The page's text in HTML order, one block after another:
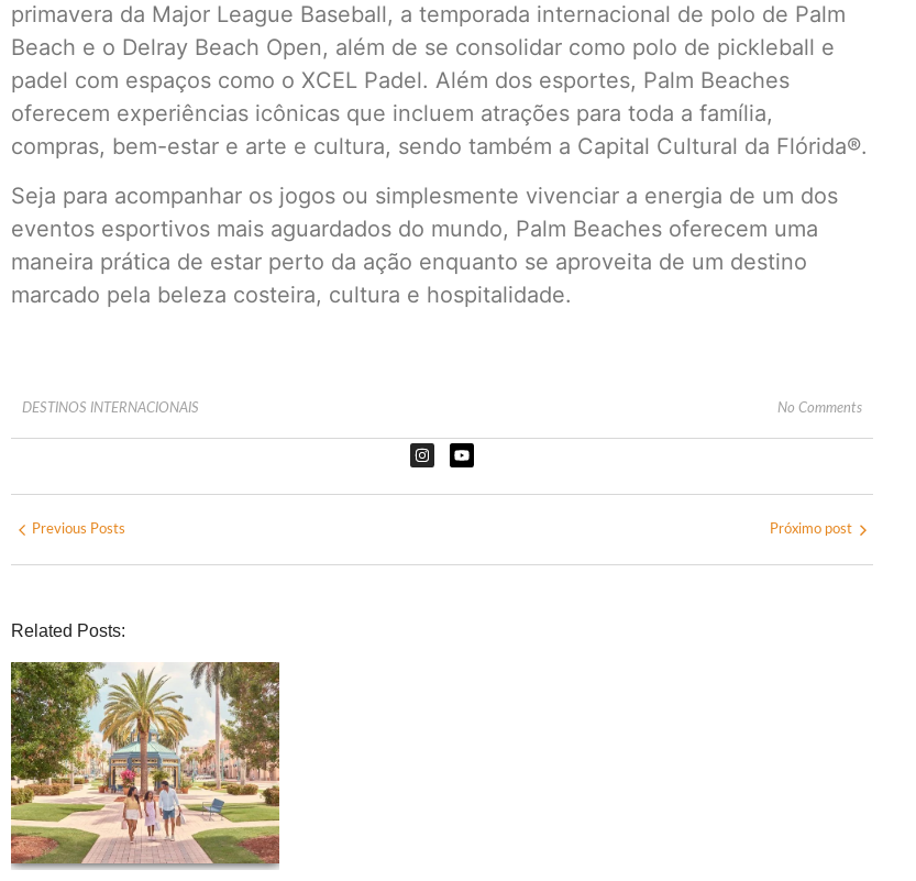
primavera da Major League Baseball, a temporada internacional de polo de Palm
Beach e o Delray Beach Open, além de se consolidar como polo de pickleball e
padel com espaços como o XCEL Padel. Além dos esportes, Palm Beaches
oferecem experiências icônicas que incluem atrações para toda a família,
compras, bem-estar e arte e cultura, sendo também a Capital Cultural da Flórida®.
Seja para acompanhar os jogos ou simplesmente vivenciar a energia de um dos
eventos esportivos mais aguardados do mundo, Palm Beaches oferecem uma
maneira prática de estar perto da ação enquanto se aproveita de um destino
marcado pela beleza costeira, cultura e hospitalidade.
DESTINOS INTERNACIONAIS No Comments
Previous Posts Próximo post
Related Posts: